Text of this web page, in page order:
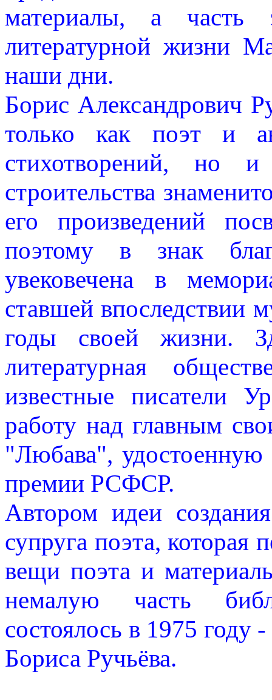
материалы, а часть
литературной жизни
наши дни.
Борис Александрович
только как поэт и
стихотворений, но
строительства
его произведений
поэтому в знак
увековечена в
ставшей впоследствии
годы своей жизни.
литературная
известные писатели
работу над главным
"Любава", удостоенную
премии РСФСР.
Автором идеи
супруга поэта, которая
вещи поэта и
немалую часть
состоялось в 1975 году
Бориса Ручьёва.